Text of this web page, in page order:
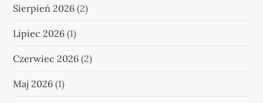
Sierpień 2026 (2)
Lipiec 2026 (1)
Czerwiec 2026 (2)
Maj 2026 (1)